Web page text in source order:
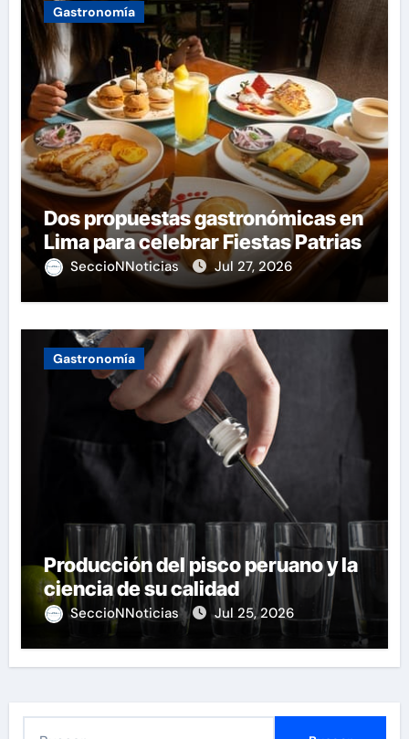
Gastronomía
Dos propuestas gastronómicas en
Lima para celebrar Fiestas Patrias
SeccioNNoticias Jul 27, 2026
Gastronomía
Producción del pisco peruano y la
ciencia de su calidad
SeccioNNoticias Jul 25, 2026